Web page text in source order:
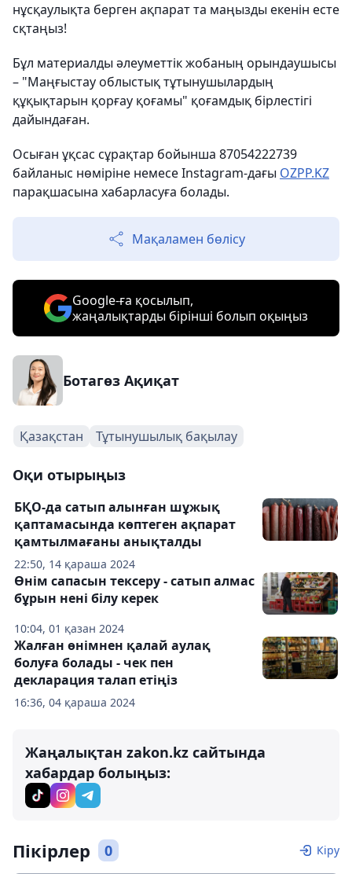
нұсқаулықта берген ақпарат та маңызды екенін есте
сқтаңыз!
Бұл материалды әлеуметтік жобаның орындаушысы
– "Маңғыстау облыстық тұтынушылардың
құқықтарын қорғау қоғамы" қоғамдық бірлестігі
дайындаған.
Осыған ұқсас сұрақтар бойынша 87054222739
байланыс нөміріне немесе Instagram-дағы OZPP.KZ
парақшасына хабарласуға болады.
Мақаламен бөлісу
Google-ға қосылып,
жаңалықтарды бірінші болып оқыңыз
Ботагөз Ақиқат
Қазақстан Тұтынушылық бақылау
Оқи отырыңыз
22:50, 14 қараша 2024
БҚО-да сатып алынған шұжық
қаптамасында көптеген ақпарат
қамтылмағаны анықталды
10:04, 01 қазан 2024
Өнім сапасын тексеру - сатып алмас
бұрын нені білу керек
16:36, 04 қараша 2024
Жалған өнімнен қалай аулақ
болуға болады - чек пен
декларация талап етіңіз
Жаңалықтан zakon.kz сайтында
хабардар болыңыз:
Пікірлер 0 Кіру